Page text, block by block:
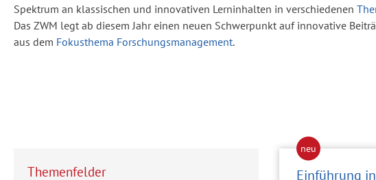
Spektrum an klassischen und innovativen Lerninhalten in verschiedenen
Das ZWM legt ab diesem Jahr einen neuen Schwerpunkt auf innovative
aus dem Fokusthema Forschungsmanagement.
Themenfelder
Einführung